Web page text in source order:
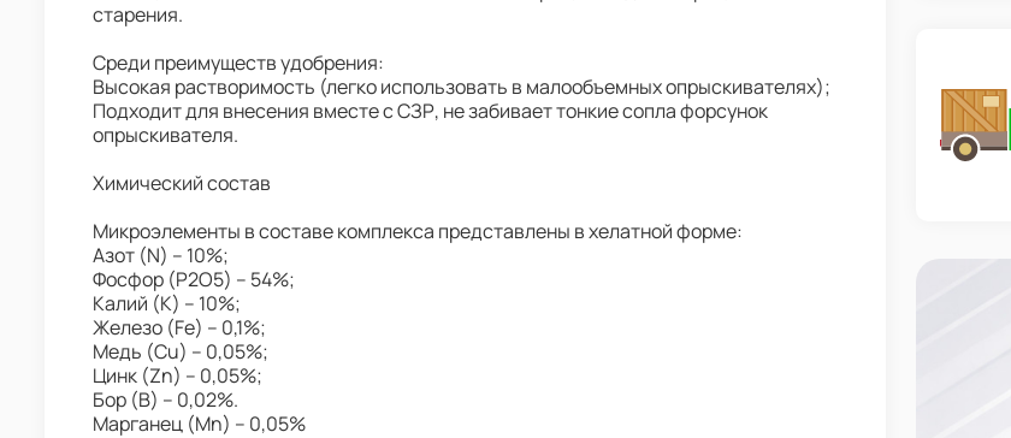
старения.
Среди преимуществ удобрения:
Высокая растворимость (легко использовать в малообъемных опрыскивателях);
Подходит для внесения вместе с СЗР, не забивает тонкие сопла форсунок
опрыскивателя.
Химический состав
Микроэлементы в составе комплекса представлены в хелатной форме:
Азот (N) – 10%;
Фосфор (P2O5) – 54%;
Калий (K) – 10%;
Железо (Fe) – 0,1%;
Медь (Cu) – 0,05%;
Цинк (Zn) – 0,05%;
Бор (B) – 0,02%.
Марганец (Mn) – 0,05%